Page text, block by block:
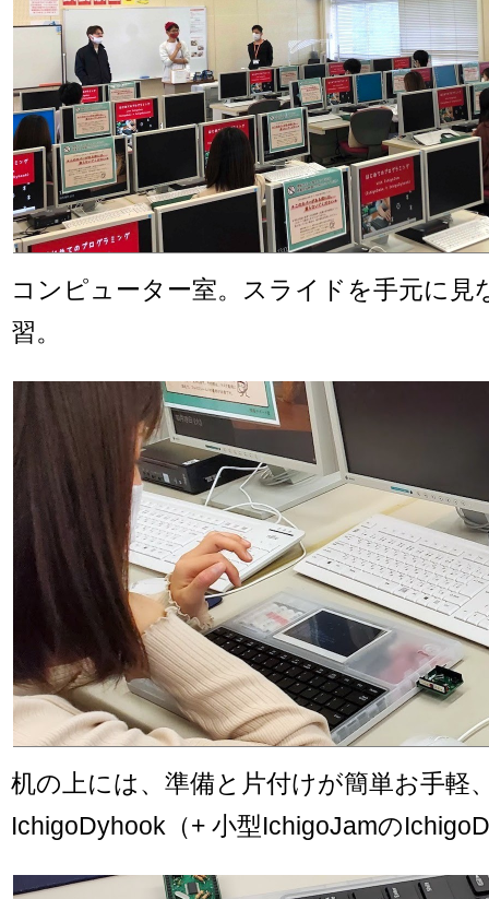
コンピューター室。スライドを手元に見
習。
机の上には、準備と片付けが簡単お手軽
IchigoDyhook（+ 小型IchigoJamの